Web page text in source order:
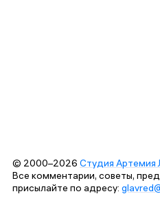
© 2000–2026 Студия Артемия
Все комментарии, советы,
присылайте по адресу: